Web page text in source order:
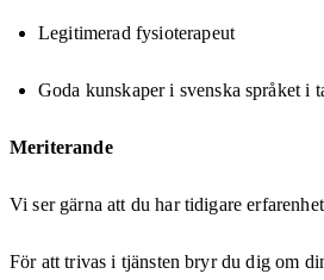
Legitimerad fysioterapeut
Goda kunskaper i svenska språket i
Meriterande
Vi ser gärna att du har tidigare
För att trivas i tjänsten bryr du dig om